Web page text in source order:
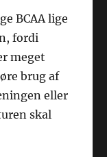
BCAA lige
fordi
meget
brug af
eller
skal